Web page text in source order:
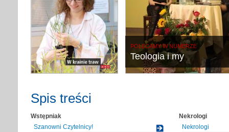
POLECAMY W NUMERZE
Teologia i my
Spis treści
Wstępniak
Szanowni Czytelnicy!
Nekrologi
Nekrologi